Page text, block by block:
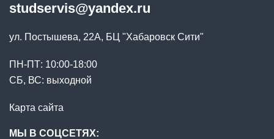
studservis@yandex.ru
ул. Постышева, 22А, БЦ "Хабаровск Сити"
ПН-ПТ: 10:00-18:00
СБ, ВС: выходной
Карта сайта
МЫ В СОЦСЕТЯХ: